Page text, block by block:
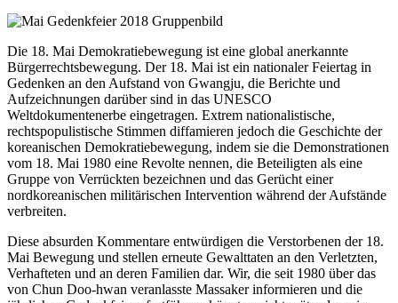
Die 18. Mai Demokratiebewegung ist eine global anerkannte
Bürgerrechtsbewegung. Der 18. Mai ist ein nationaler Feiertag in
Gedenken an den Aufstand von Gwangju, die Berichte und
Aufzeichnungen darüber sind in das UNESCO
Weltdokumentenerbe eingetragen. Extrem nationalistische,
rechtspopulistische Stimmen diffamieren jedoch die Geschichte der
koreanischen Demokratiebewegung, indem sie die Demonstrationen
vom 18. Mai 1980 eine Revolte nennen, die Beteiligten als eine
Gruppe von Verrückten bezeichnen und das Gerücht einer
nordkoreanischen militärischen Intervention während der Aufstände
verbreiten.
Diese absurden Kommentare entwürdigen die Verstorbenen der 18.
Mai Bewegung und stellen erneute Gewalttaten an den Verletzten,
Verhafteten und an deren Familien dar. Wir, die seit 1980 über das
von Chun Doo-hwan veranlasste Massaker informieren und die